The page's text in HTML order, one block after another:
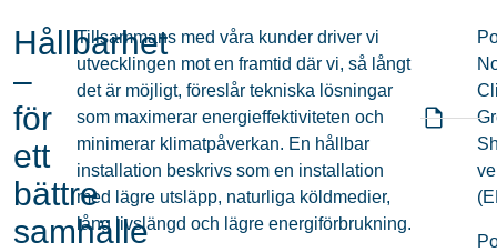
Hållbarhet
–
för
ett
bättre
samhälle
Tillsammans med våra kunder driver vi
utvecklingen mot en framtid där vi, så långt
det är möjligt, föreslår tekniska lösningar
som maximerar energieffektiviteten och
minimerar klimatpåverkan. En hållbar
installation beskrivs som en installation
med lägre utsläpp, naturliga köldmedier,
lång livslängd och lägre energiförbrukning.